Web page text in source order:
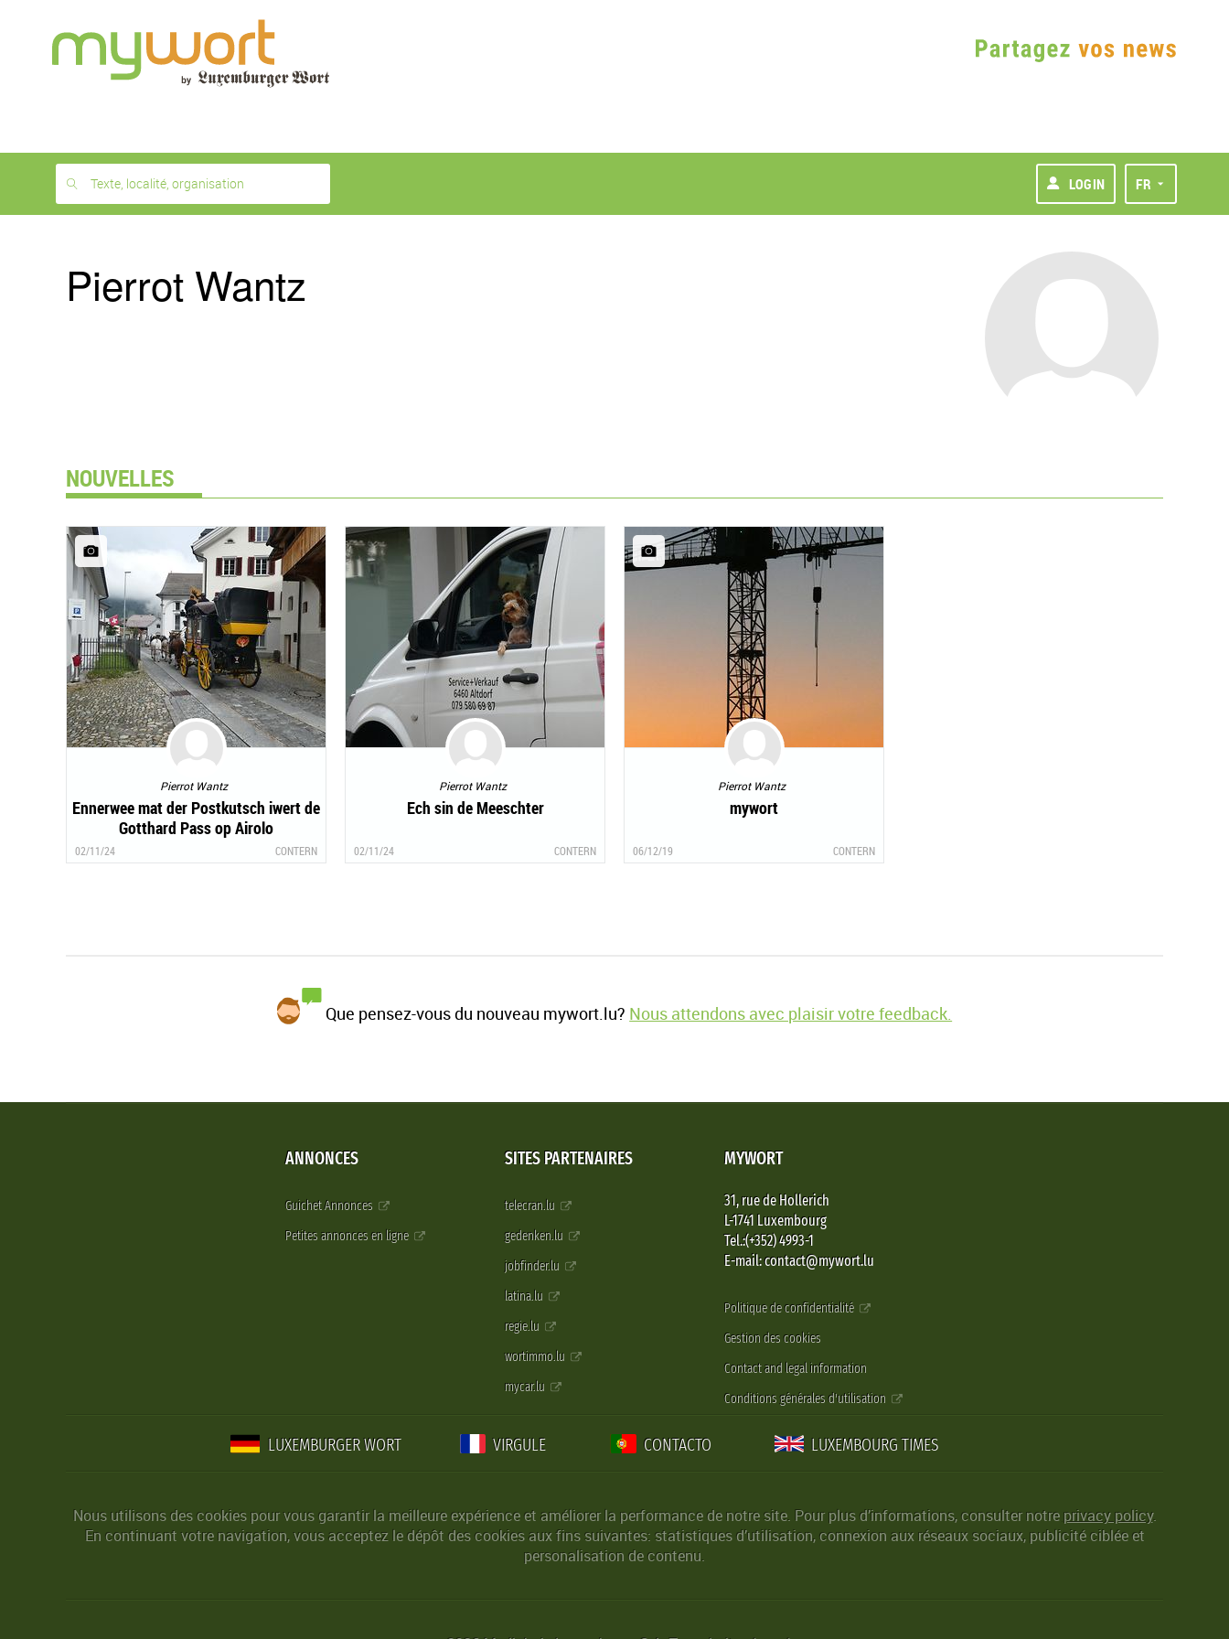
month
free
Texte, localité, organisation LOGIN FR
Pierrot Wantz
NOUVELLES
Pierrot Wantz
Ennerwee mat der Postkutsch iwert de
Gotthard Pass op Airolo
02/11/24 CONTERN
Pierrot Wantz
Ech sin de Meeschter
02/11/24 CONTERN
Pierrot Wantz
mywort
06/12/19 CONTERN
Que pensez-vous du nouveau mywort.lu? Nous attendons avec plaisir votre feedback.
ANNONCES
Guichet Annonces
Petites annonces en ligne
SITES PARTENAIRES
telecran.lu
gedenken.lu
jobfinder.lu
latina.lu
regie.lu
wortimmo.lu
mycar.lu
MYWORT
31, rue de Hollerich
L-1741 Luxembourg
Tel.:(+352) 4993-1
E-mail: contact@mywort.lu
Politique de confidentialité
Gestion des cookies
Contact and legal information
Conditions générales d'utilisation
LUXEMBURGER WORT VIRGULE CONTACTO LUXEMBOURG TIMES
Nous utilisons des cookies pour vous garantir la meilleure expérience et améliorer la performance de notre site. Pour plus d’informations, consulter notreprivacy policy.
En continuant votre navigation, vous acceptez le dépôt des cookies aux fins suivantes: statistiques d’utilisation, connexion aux réseaux sociaux, publicité ciblée et
personalisation de contenu.